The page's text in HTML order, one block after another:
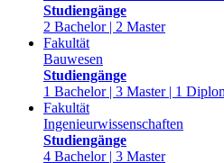
Studiengänge
2 Bachelor | 2 Master
Fakultät
Bauwesen
Studiengänge
1 Bachelor | 3 Master | 1
Fakultät
Ingenieurwissenschaften
Studiengänge
4 Bachelor | 3 Master